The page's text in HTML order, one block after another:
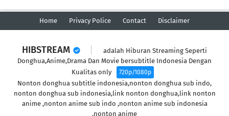
Home Privacy Police Contact Disclaimer
HIBSTREAM
adalah Hiburan Streaming Seperti
Donghua,Anime,Drama Dan Movie bersubtitle Indonesia Dengan
Kualitas only
720p/1080p
Nonton donghua subtitle indonesia,nonton donghua sub indo,
nonton donghua sub indonesia,link nonton donghua,link nonton
anime ,nonton anime sub indo ,nonton anime sub indonesia
,nonton anime